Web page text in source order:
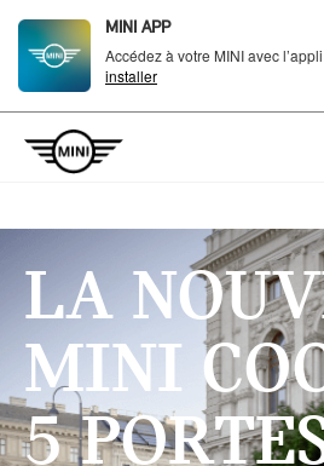
MINI APP
Accédez à votre MINI avec
installer
LA
MINI
5